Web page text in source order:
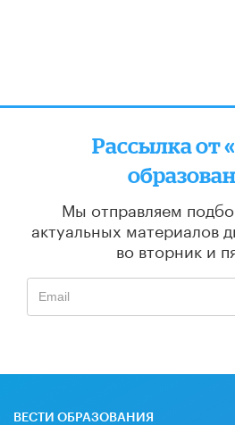
Рассылка от
Мы отправляем
актуальных материалов
во вторник и
ВЕСТИ ОБРАЗОВАНИЯ